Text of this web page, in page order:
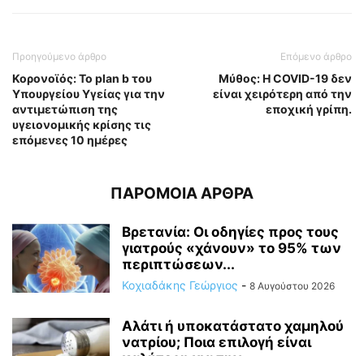
Προηγούμενο άρθρο
Κορονοϊός: Το plan b του
Υπουργείου Υγείας για την
αντιμετώπιση της
υγειονομικής κρίσης τις
επόμενες 10 ημέρες
Επόμενο άρθρο
Μύθος: Η COVID-19 δεν
είναι χειρότερη από την
εποχική γρίπη.
ΠΑΡΟΜΟΙΑ ΑΡΘΡΑ
Βρετανία: Οι οδηγίες προς τους
γιατρούς «χάνουν» το 95% των
περιπτώσεων...
Κοχιαδάκης Γεώργιος - 8 Αυγούστου 2026
Αλάτι ή υποκατάστατο χαμηλού
νατρίου; Ποια επιλογή είναι